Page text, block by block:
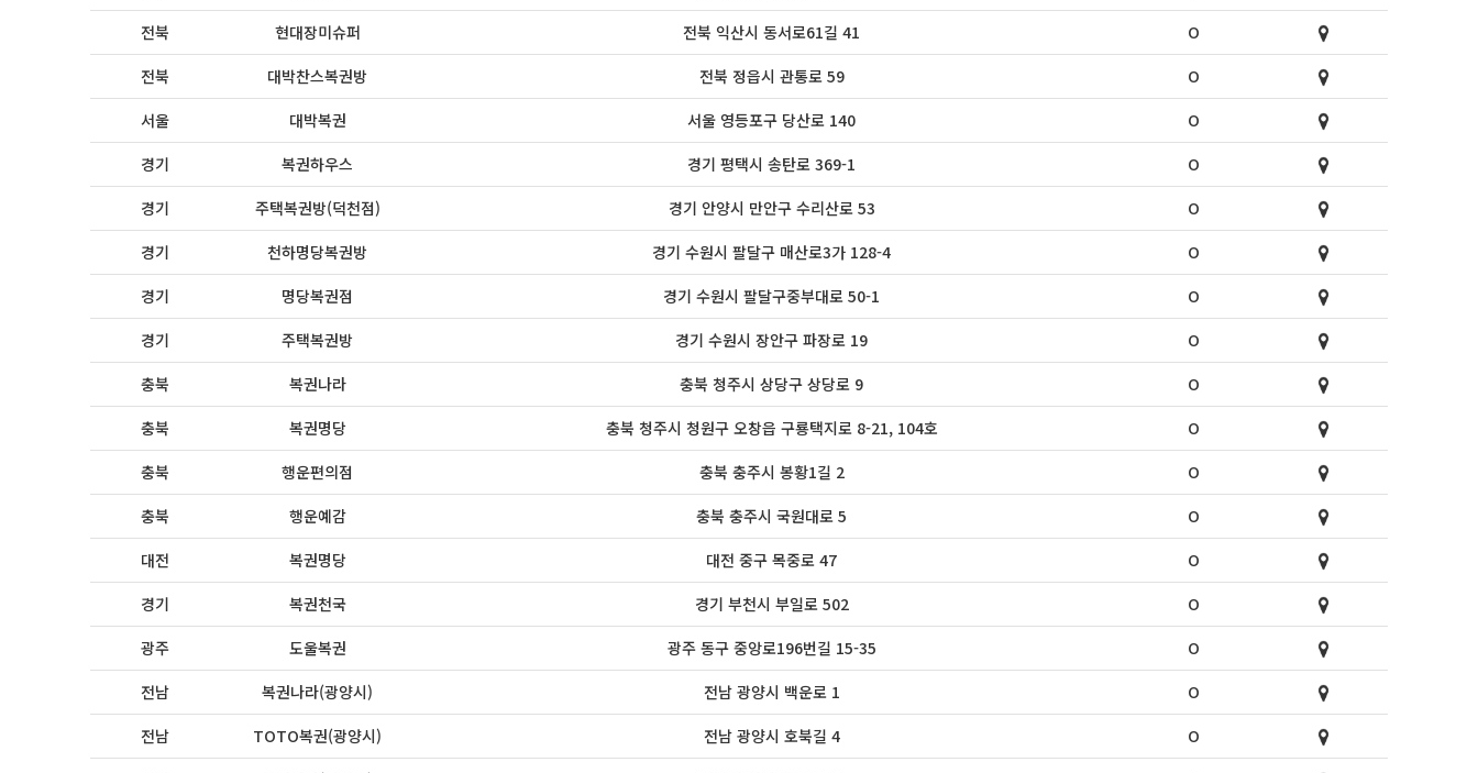
전북
현대장미슈퍼 전북 익산시 동서로61길 41
O
전북
대박찬스복권방 전북 정읍시 관통로 59
O
서울
대박복권 서울 영등포구 당산로 140
O
경기
복권하우스 경기 평택시 송탄로 369-1
O
경기
주택복권방(덕천점) 경기 안양시 만안구 수리산로 53
O
경기
천하명당복권방 경기 수원시 팔달구 매산로3가 128-4
O
경기
명당복권점 경기 수원시 팔달구중부대로 50-1
O
경기
주택복권방 경기 수원시 장안구 파장로 19
O
충북
복권나라 충북 청주시 상당구 상당로 9
O
충북
복권명당 충북 청주시 청원구 오창읍 구룡택지로 8-21, 104호
O
충북
행운편의점 충북 충주시 봉황1길 2
O
충북
행운예감 충북 충주시 국원대로 5
O
대전
복권명당 대전 중구 목중로 47
O
경기
복권천국 경기 부천시 부일로 502
O
광주
도울복권 광주 동구 중앙로196번길 15-35
O
전남
복권나라(광양시) 전남 광양시 백운로 1
O
전남
TOTO복권(광양시) 전남 광양시 호북길 4
O